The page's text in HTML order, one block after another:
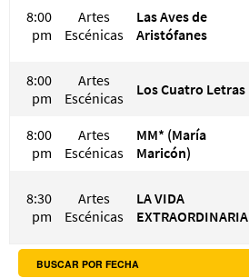
8:00
pm
Artes
Escénicas
Las Aves de
Aristófanes
8:00
pm
Artes
Escénicas
Los Cuatro Letras
8:00
pm
Artes
Escénicas
MM* (María
Maricón)
8:30
pm
Artes
Escénicas
LA VIDA
EXTRAORDINARIA
BUSCAR POR FECHA